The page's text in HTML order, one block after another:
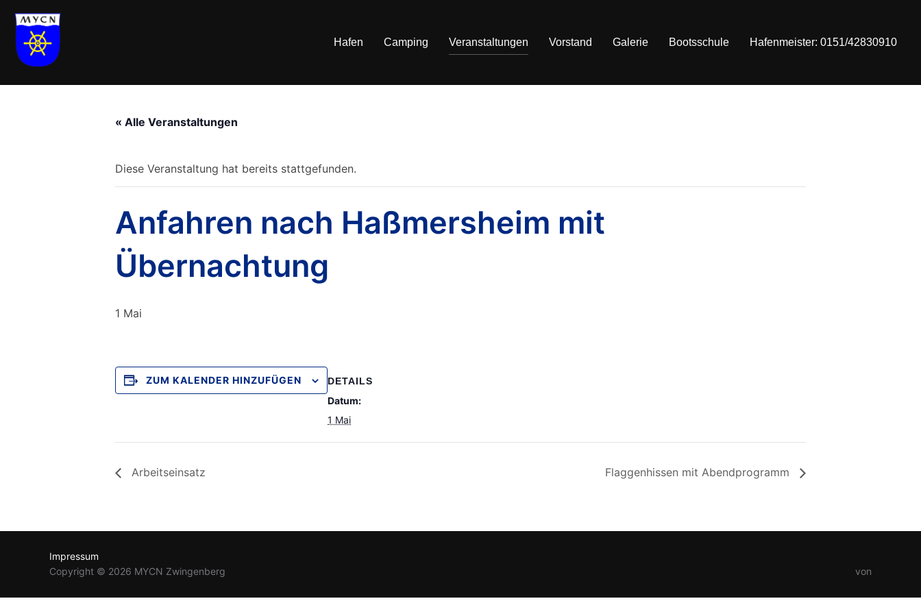
Inhalt
springen
Hafen Camping Veranstaltungen Vorstand Galerie Bootsschule Hafenmeister: 0151/42830910
« Alle Veranstaltungen
Diese Veranstaltung hat bereits stattgefunden.
Anfahren nach Haßmersheim mit
Übernachtung
1 Mai
ZUM KALENDER HINZUFÜGEN DETAILS
Datum:
1 Mai
Arbeitseinsatz Flaggenhissen mit Abendprogramm
Impressum
Copyright © 2026 MYCN Zwingenberg
von